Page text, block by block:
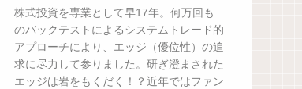
株式投資を専業として早17年。何万回も
のバックテストによるシステムトレード的
アプローチにより、エッジ（優位性）の追
求に尽力して参りました。研ぎ澄まされた
エッジは岩をもくだく！？近年ではファン